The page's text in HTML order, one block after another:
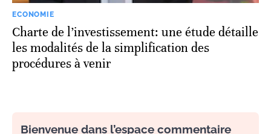
ECONOMIE
Charte de l’investissement: une étude détaille
les modalités de la simplification des
procédures à venir
Bienvenue dans l’espace commentaire